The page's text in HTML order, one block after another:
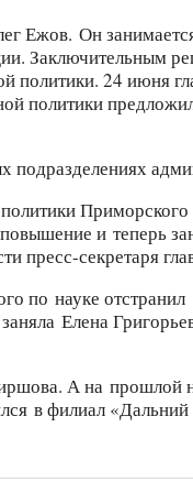
Ежов. Он
Заключительным
24 июня
политики
подразделениях
и теперь
пресс-секретаря
по науке отстранил
Елена
А на прошлой
в филиал «Дальний